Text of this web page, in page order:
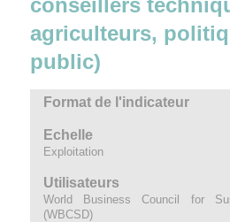
conseillers
agriculteurs,
public)
Format de l'indicateur
Echelle
Exploitation
Utilisateurs
World Business Council for
(WBCSD)